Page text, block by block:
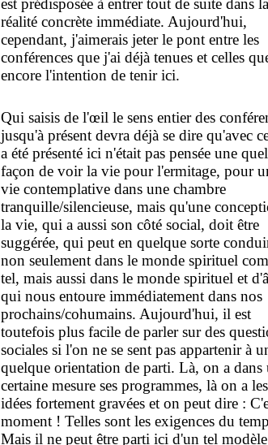
est prédisposée à entrer tout de suite dans la
réalité concrète immédiate. Aujourd'hui,
cependant, j'aimerais jeter le pont entre les
conférences que j'ai déjà tenues et celles
encore l'intention de tenir ici.
Qui saisis de l'œil le sens entier des
jusqu'à présent devra déjà se dire qu'avec
a été présenté ici n'était pas pensée une
façon de voir la vie pour l'ermitage, pour
vie contemplative dans une chambre
tranquille/silencieuse, mais qu'une
la vie, qui a aussi son côté social, doit être
suggérée, qui peut en quelque sorte
non seulement dans le monde spirituel
tel, mais aussi dans le monde spirituel et
qui nous entoure immédiatement dans nos
prochains/cohumains. Aujourd'hui, il est
toutefois plus facile de parler sur des
sociales si l'on ne se sent pas appartenir à
quelque orientation de parti. Là, on a dans
certaine mesure ses programmes, là on a les
idées fortement gravées et on peut dire :
moment ! Telles sont les exigences du
Mais il ne peut être parti ici d'un tel